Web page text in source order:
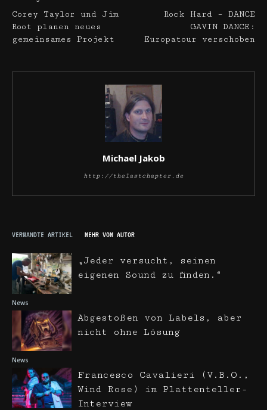
Corey Taylor und Jim
Root planen neues
gemeinsames Projekt
Rock Hard – DANCE
GAVIN DANCE:
Europatour verschoben
Michael Jakob
http://thelastchapter.de
VERWANDTE ARTIKEL MEHR VOM AUTOR
News
„Jeder versucht, seinen
eigenen Sound zu finden.“
News
Abgestoßen von Labels, aber
nicht ohne Lösung
Francesco Cavalieri (V.B.O.,
Wind Rose) im Plattenteller-
Interview